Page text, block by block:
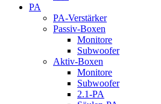
PA
PA-Verstärker
Passiv-Boxen
Monitore
Subwoofer
Aktiv-Boxen
Monitore
Subwoofer
2.1-PA